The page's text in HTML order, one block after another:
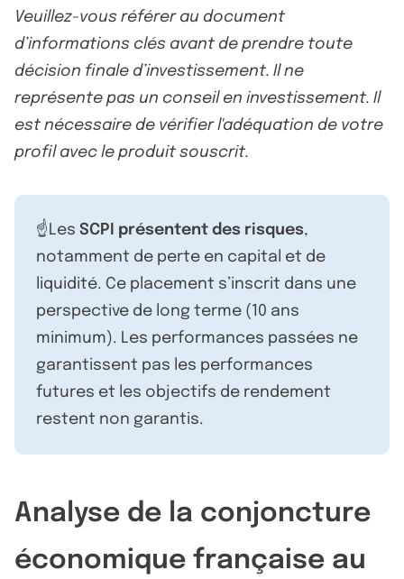
Veuillez-vous référer au document
d’informations clés avant de prendre toute
décision finale d’investissement. Il ne
représente pas un conseil en investissement. Il
est nécessaire de vérifier l'adéquation de votre
profil avec le produit souscrit.
☝️Les SCPI présentent des risques,
notamment de perte en capital et de
liquidité. Ce placement s’inscrit dans une
perspective de long terme (10 ans
minimum). Les performances passées ne
garantissent pas les performances
futures et les objectifs de rendement
restent non garantis.
Analyse de la conjoncture
économique française au